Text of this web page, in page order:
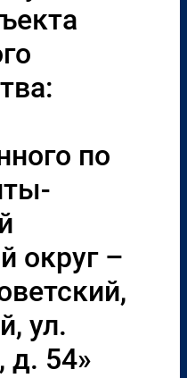
по
округ –
ул.
д. 54»